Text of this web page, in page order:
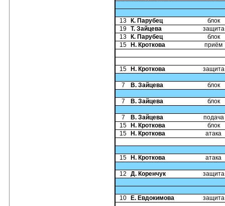
13 К. Парубец
блок
19 Т. Зайцева
защита
13
К. Парубец
блок
15
Н. Кроткова приём
15 Н. Кроткова защита
7 В. Зайцева блок
7 В. Зайцева блок
7 В. Зайцева
подача
15
Н. Кроткова
блок
15
Н. Кроткова атака
15 Н. Кроткова атака
12 Д. Коренчук защита
10 Е. Евдокимова защита